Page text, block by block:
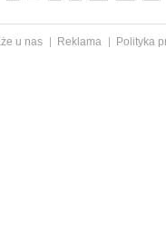
u nas Reklama
Polityka